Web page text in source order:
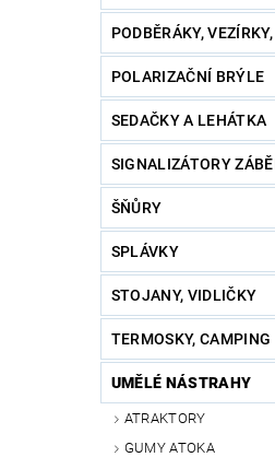
PODBĚRÁKY,
POLARIZAČNÍ BRÝLE
SEDAČKY A LEHÁTKA
SIGNALIZÁTORY
ŠŇŮRY
SPLÁVKY
STOJANY, VIDLIČKY
TERMOSKY, CAMPING
UMĚLÉ NÁSTRAHY
ATRAKTORY
GUMY ATOKA